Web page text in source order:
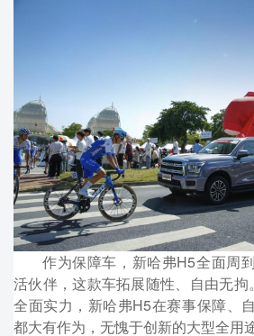
作为保障车，新哈弗H5全面周
活伙伴，这款车拓展随性、自由无拘
全面实力，新哈弗H5在赛事保障、
都大有作为，无愧于创新的大型全用